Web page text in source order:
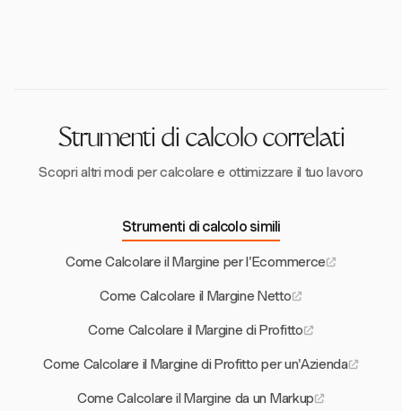
Strumenti di calcolo correlati
Scopri altri modi per calcolare e ottimizzare il tuo lavoro
Strumenti di calcolo simili
Come Calcolare il Margine per l'Ecommerce
Come Calcolare il Margine Netto
Come Calcolare il Margine di Profitto
Come Calcolare il Margine di Profitto per un'Azienda
Come Calcolare il Margine da un Markup